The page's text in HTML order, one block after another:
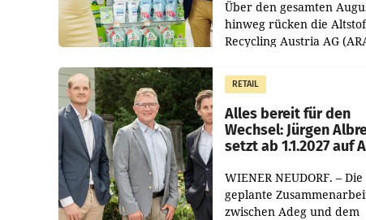
Über den gesamten
hinweg rücken die
Recycling Austria AG
Müller die Initiative
Helden“ in allen
österreichischen Müller-
RETAIL
Alles bereit für den
Wechsel: Jürgen
setzt ab 1.1.2027 auf
WIENER NEUDORF. – Die
geplante
zwischen Adeg und dem